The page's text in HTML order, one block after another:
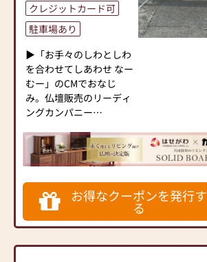
クレジットカード可
駐車場あり
▶「お手々のしわとしわ
を合わせてしあわせ なー
むー」のCMでおなじ
み。仏壇販売のリーディ
ングカンパニー
国内家具専門メーカー
と、モダンなインテリア
にマッチするお仏壇を展
開
◆◆ お陰様で創業94年
◆◆
国内130店舗以上のスケ
お得なクーポンを発行す
る